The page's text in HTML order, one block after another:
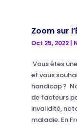
Zoom sur
Oct 25, 2022|
Vous êtes
et vous
handicap ?
de facteurs
invalidité,
maladie. En